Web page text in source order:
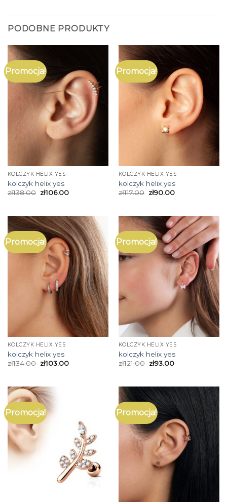
PODOBNE PRODUKTY
Promocja!
KOLCZYK HELIX YES
kolczyk helix yes
zł138.00 zł106.00
Promocja!
KOLCZYK HELIX YES
kolczyk helix yes
zł117.00 zł90.00
Promocja!
KOLCZYK HELIX YES
kolczyk helix yes
zł134.00 zł103.00
Promocja!
KOLCZYK HELIX YES
kolczyk helix yes
zł121.00 zł93.00
Promocja! Promocja!